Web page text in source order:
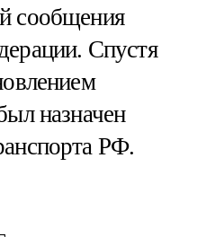
сообщения
Спустя
назначен
РФ.